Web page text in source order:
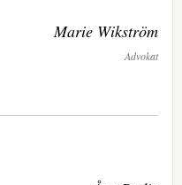
Marie Wikström
Advokat